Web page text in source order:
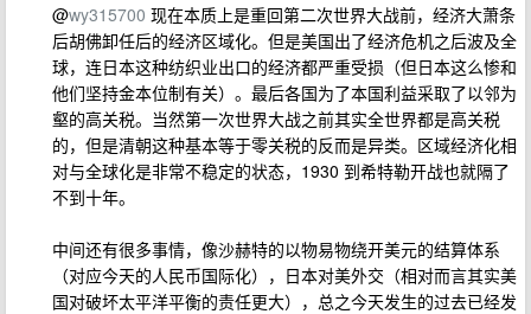
@wy315700 现在本质上是重回第二次世界大战前，经济大萧条
后胡佛卸任后的经济区域化。但是美国出了经济危机之后波及全
球，连日本这种纺织业出口的经济都严重受损（但日本这么惨和
他们坚持金本位制有关）。最后各国为了本国利益采取了以邻为
壑的高关税。当然第一次世界大战之前其实全世界都是高关税
的，但是清朝这种基本等于零关税的反而是异类。区域经济化相
对与全球化是非常不稳定的状态，1930 到希特勒开战也就隔了
不到十年。
中间还有很多事情，像沙赫特的以物易物绕开美元的结算体系
（对应今天的人民币国际化），日本对美外交（相对而言其实美
国对破坏太平洋平衡的责任更大），总之今天发生的过去已经发